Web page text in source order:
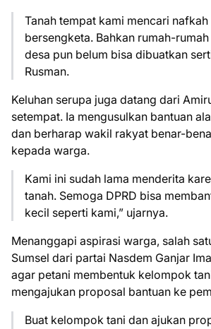
Tanah tempat kami mencari nafkah
bersengketa. Bahkan rumah-
desa pun belum bisa dibuatkan
Rusman.
Keluhan serupa juga datang dari
setempat. Ia mengusulkan bantuan
dan berharap wakil rakyat benar-
kepada warga.
Kami ini sudah lama menderita
tanah. Semoga DPRD bisa
kecil seperti kami,” ujarnya.
Menanggapi aspirasi warga, salah
Sumsel dari partai Nasdem Ganjar
agar petani membentuk kelompok
mengajukan proposal bantuan ke
Buat kelompok tani dan ajukan